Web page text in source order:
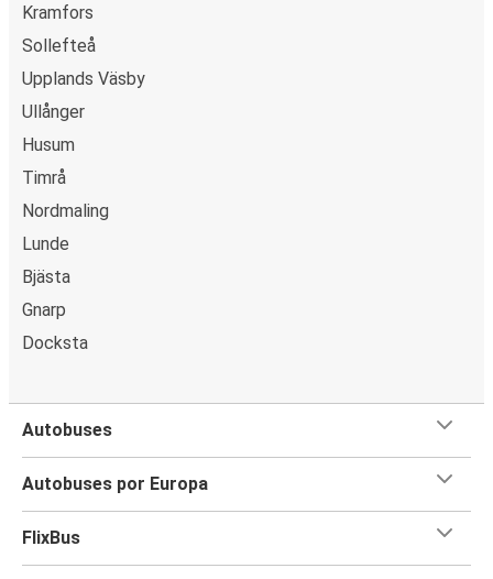
Kramfors
Sollefteå
Upplands Väsby
Ullånger
Husum
Timrå
Nordmaling
Lunde
Bjästa
Gnarp
Docksta
Autobuses
Autobuses por Europa
FlixBus